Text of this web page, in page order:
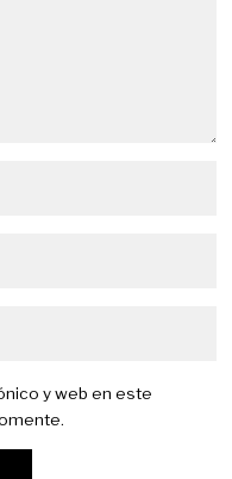
y web en este